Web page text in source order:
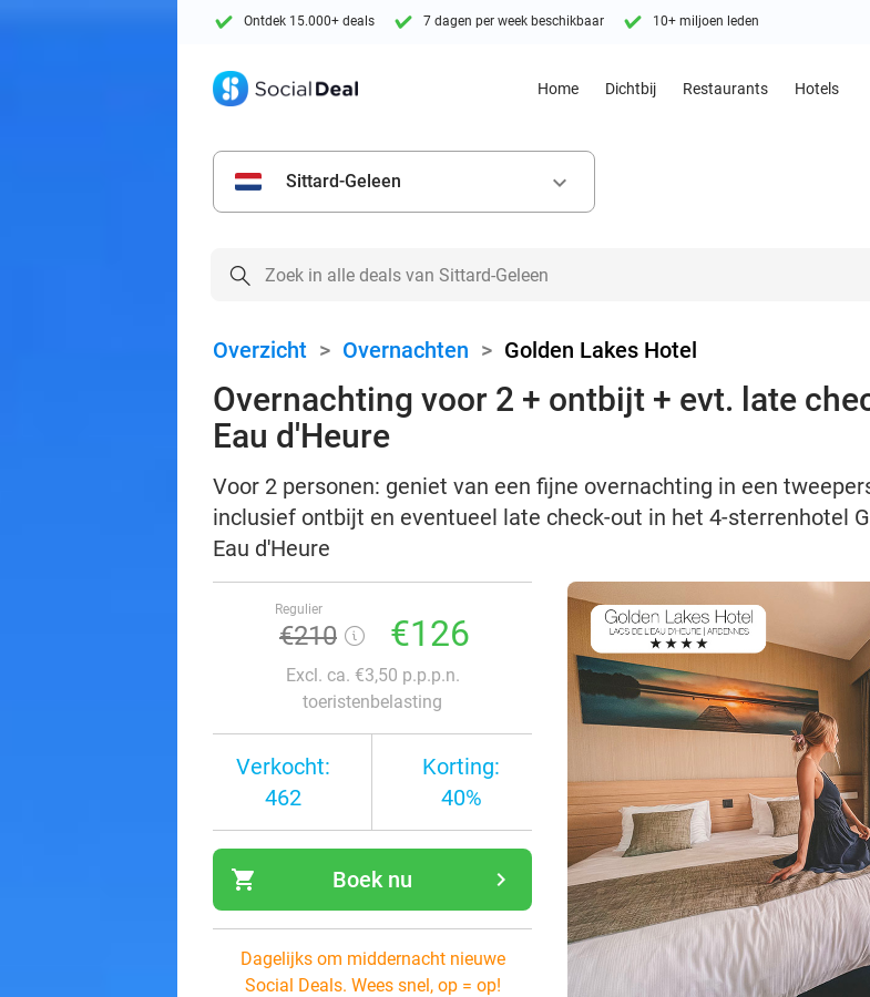
Ontdek 15.000+ deals 7 dagen per week beschikbaar 10+ miljoen leden
Home Dichtbij Restaurants Hotels
Sittard-Geleen keyboard_arrow_down
Overzicht > Overnachten > Golden Lakes Hotel
Overnachting voor 2 + ontbijt + evt. late
Eau d'Heure
Voor 2 personen: geniet van een fijne overnachting in een
inclusief ontbijt en eventueel late check-out in het 4-sterrenhotel
Eau d'Heure
Regulier
€210 €126
Excl. ca. €3,50 p.p.p.n.
toeristenbelasting
Verkocht:
462
Korting:
40%
shopping_cart navigate_next
Boek nu
Dagelijks om middernacht nieuwe
Social Deals. Wees snel, op = op!